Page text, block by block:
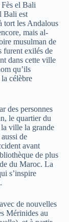
el Bali
Bali est
tort les Andalous
mais al-
musulman de
furent exilés de
dans cette ville
qu’ils
célèbre
des personnes
le quartier du
ville la grande
de
avant
de plus
du Maroc. La
s’inspire
de nouvelles
Mérinides au